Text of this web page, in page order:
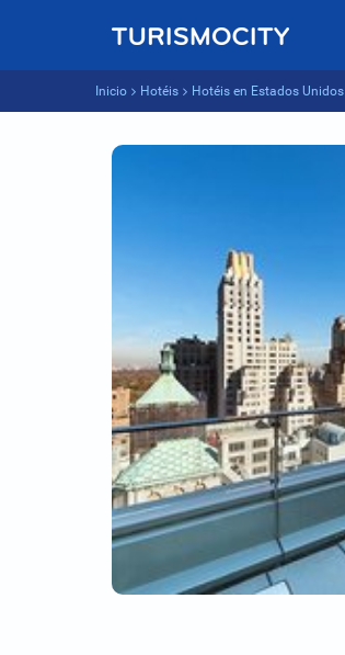
Inicio Hotéis Hotéis en Estados Unidos